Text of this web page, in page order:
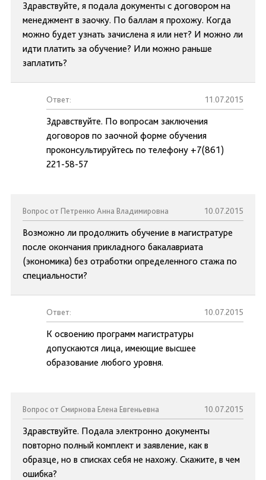
Здравствуйте, я подала документы с договором на
менеджмент в заочку. По баллам я прохожу. Когда
можно будет узнать зачислена я или нет? И можно ли
идти платить за обучение? Или можно раньше
заплатить?
Ответ: 11.07.2015
Здравствуйте. По вопросам заключения
договоров по заочной форме обучения
проконсультируйтесь по телефону +7(861)
221-58-57
Вопрос от Петренко Анна Владимировна 10.07.2015
Возможно ли продолжить обучение в магистратуре
после окончания прикладного бакалавриата
(экономика) без отработки определенного стажа по
специальности?
Ответ: 10.07.2015
К освоению программ магистратуры
допускаются лица, имеющие высшее
образование любого уровня.
Вопрос от Смирнова Елена Евгеньевна 10.07.2015
Здравствуйте. Подала электронно документы
повторно полный комплект и заявление, как в
образце, но в списках себя не нахожу. Скажите, в чем
ошибка?